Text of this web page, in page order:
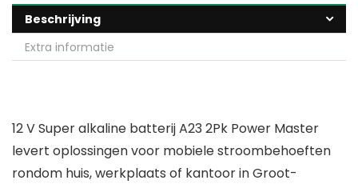
Beschrijving
Extra informatie
12 V Super alkaline batterij A23 2Pk Power Master
levert oplossingen voor mobiele stroombehoeften
rondom huis, werkplaats of kantoor in Groot-